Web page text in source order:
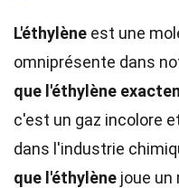
L'éthylène est une
omniprésente dans
que l'éthylène
c'est un gaz incolore
dans l'industrie
que l'éthylène joue un